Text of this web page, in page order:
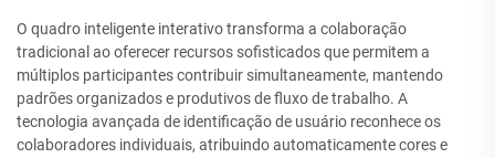
O quadro inteligente interativo transforma a colaboração
tradicional ao oferecer recursos sofisticados que permitem a
múltiplos participantes contribuir simultaneamente, mantendo
padrões organizados e produtivos de fluxo de trabalho. A
tecnologia avançada de identificação de usuário reconhece os
colaboradores individuais, atribuindo automaticamente cores e